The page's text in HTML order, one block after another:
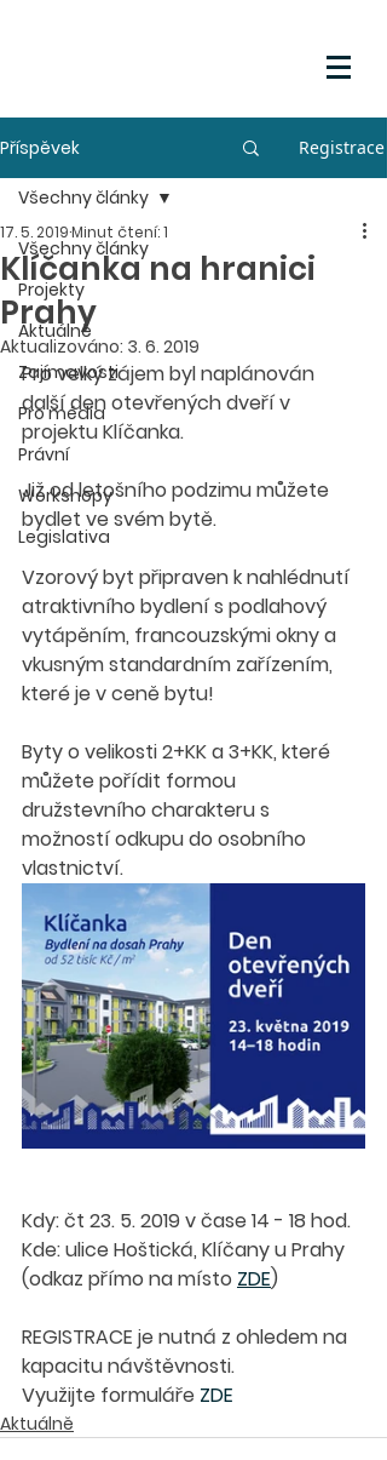
Příspěvek Registrace
Všechny články
Projekty
Aktuálně
Zajímavosti
Pro média
Právní
Workshopy
Legislativa
Všechny články
Klíčanka na hranici
Prahy
17. 5. 2019Minut čtení: 1
Aktualizováno: 3. 6. 2019
Pro velký zájem byl naplánován
další den otevřených dveří v
projektu Klíčanka.
Již od letošního podzimu můžete
bydlet ve svém bytě.
Vzorový byt připraven k nahlédnutí
atraktivního bydlení s podlahový
vytápěním, francouzskými okny a
vkusným standardním zařízením,
které je v ceně bytu!
Byty o velikosti 2+KK a 3+KK, které
můžete pořídit formou
družstevního charakteru s
možností odkupu do osobního
vlastnictví.
Kdy: čt 23. 5. 2019 v čase 14 - 18 hod.
Kde: ulice Hoštická, Klíčany u Prahy
(odkaz přímo na místo ZDE)
REGISTRACE je nutná z ohledem na
kapacitu návštěvnosti.
Využijte formuláře ZDE
Aktuálně